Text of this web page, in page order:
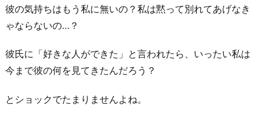
彼の気持ちはもう私に無いの？私は黙って別れてあげなき
ゃならないの…？
彼氏に「好きな人ができた」と言われたら、いったい私は
今まで彼の何を見てきたんだろう？
とショックでたまりませんよね。